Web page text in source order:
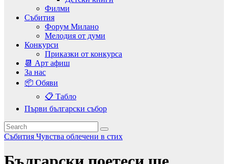
Филми
Събития
Форум Милано
Мелодия от думи
Конкурси
Приказки от конкурса
📆 Арт афиш
За нас
📦 Обяви
📋 Табло
Първи български събор
Събития Чувства облечени в стих